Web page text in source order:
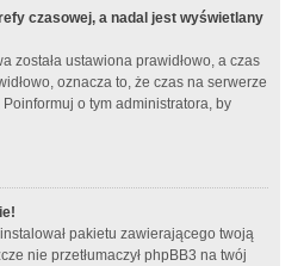
czasowej, a nadal jest wyświetlany
została ustawiona prawidłowo, a czas
oznacza to, że czas na serwerze
o tym administratora, by
pakietu zawierającego twoją
nie przetłumaczył phpBB3 na twój